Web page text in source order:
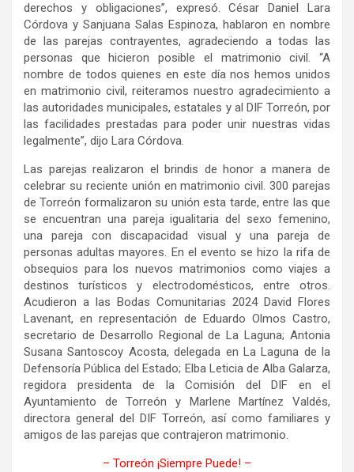
derechos y obligaciones”, expresó. César Daniel Lara
Córdova y Sanjuana Salas Espinoza, hablaron en nombre
de las parejas contrayentes, agradeciendo a todas las
personas que hicieron posible el matrimonio civil. “A
nombre de todos quienes en este día nos hemos unidos
en matrimonio civil, reiteramos nuestro agradecimiento a
las autoridades municipales, estatales y al DIF Torreón, por
las facilidades prestadas para poder unir nuestras vidas
legalmente”, dijo Lara Córdova.
Las parejas realizaron el brindis de honor a manera de
celebrar su reciente unión en matrimonio civil. 300 parejas
de Torreón formalizaron su unión esta tarde, entre las que
se encuentran una pareja igualitaria del sexo femenino,
una pareja con discapacidad visual y una pareja de
personas adultas mayores. En el evento se hizo la rifa de
obsequios para los nuevos matrimonios como viajes a
destinos turísticos y electrodomésticos, entre otros.
Acudieron a las Bodas Comunitarias 2024 David Flores
Lavenant, en representación de Eduardo Olmos Castro,
secretario de Desarrollo Regional de La Laguna; Antonia
Susana Santoscoy Acosta, delegada en La Laguna de la
Defensoría Pública del Estado; Elba Leticia de Alba Galarza,
regidora presidenta de la Comisión del DIF en el
Ayuntamiento de Torreón y Marlene Martínez Valdés,
directora general del DIF Torreón, así como familiares y
amigos de las parejas que contrajeron matrimonio.
– Torreón ¡Siempre Puede! –